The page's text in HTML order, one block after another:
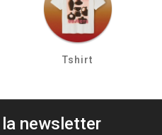
Tshirt
newsletter